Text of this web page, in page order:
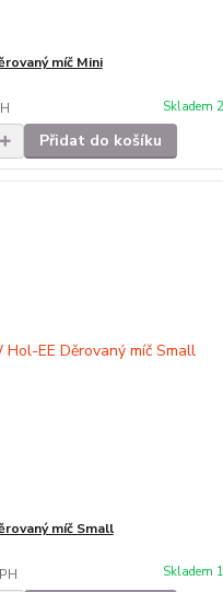
míč Mini
Skladem
Přidat do košíku
míč Small
Skladem